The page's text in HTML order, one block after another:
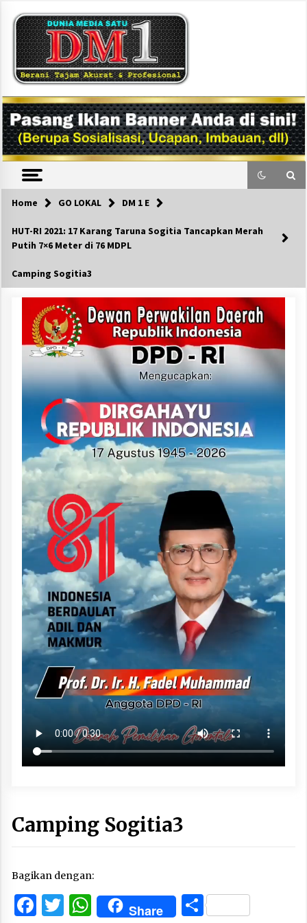
content
DM1
Home GO LOKAL DM 1 E
HUT-RI 2021: 17 Karang Taruna Sogitia Tancapkan Merah
Putih 7×6 Meter di 76 MDPL
Camping Sogitia3
Camping Sogitia3
Bagikan dengan:
Facebook
Twitter
WhatsApp
Share Share